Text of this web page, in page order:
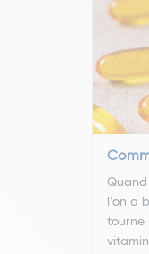
l’on a
tourne